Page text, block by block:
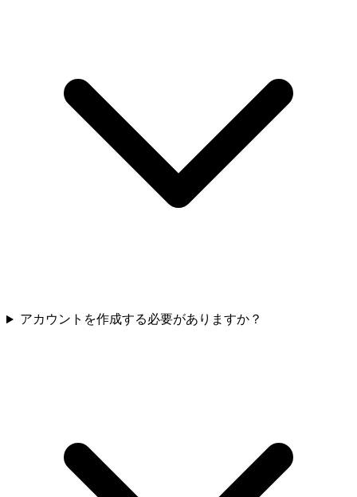
アカウントを作成する必要がありますか？